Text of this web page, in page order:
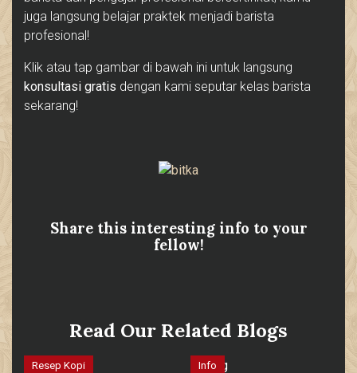
juga langsung belajar praktek menjadi barista
profesional!
Klik atau tap gambar di bawah ini untuk langsung
konsultasi gratis dengan kami seputar kelas barista
sekarang!
Share this interesting info to your
fellow!
Read Our Related Blogs
Resep Kopi Info